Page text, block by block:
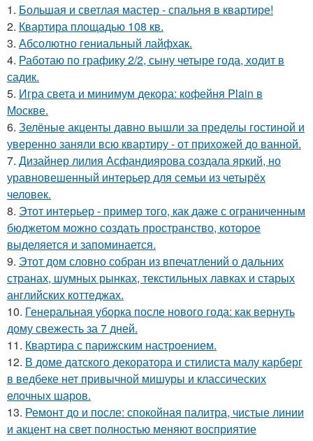
1. Большая и светлая мастер - спальня в квартире!
2. Квартира площадью 108 кв.
3. Абсолютно гениальный лайфхак.
4. Работаю по графику 2/2, сыну четыре года, ходит в
садик.
5. Игра света и минимум декора: кофейня Plain в
Москве.
6. Зелёные акценты давно вышли за пределы гостиной и
уверенно заняли всю квартиру - от прихожей до ванной.
7. Дизайнер лилия Асфандиярова создала яркий, но
уравновешенный интерьер для семьи из четырёх
человек.
8. Этот интерьер - пример того, как даже с ограниченным
бюджетом можно создать пространство, которое
выделяется и запоминается.
9. Этот дом словно собран из впечатлений о дальних
странах, шумных рынках, текстильных лавках и старых
английских коттеджах.
10. Генеральная уборка после нового года: как вернуть
дому свежесть за 7 дней.
11. Квартира с парижским настроением.
12. В доме датского декоратора и стилиста малу карберг
в ведбеке нет привычной мишуры и классических
елочных шаров.
13. Ремонт до и после: спокойная палитра, чистые линии
и акцент на свет полностью меняют восприятие